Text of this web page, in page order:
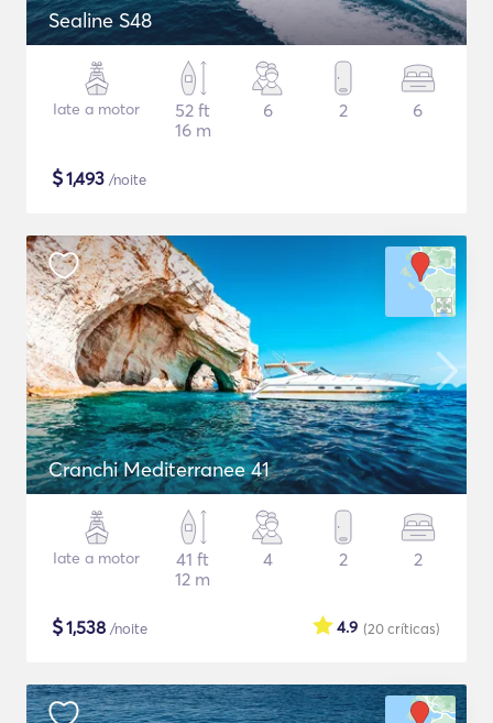
Sealine S48
Iate a motor
52 ft
16 m
6 2 6
$1,493 /noite
Cranchi Mediterranee 41
Iate a motor
41 ft
12 m
4 2 2
$1,538 /noite (20críticas)
4.9